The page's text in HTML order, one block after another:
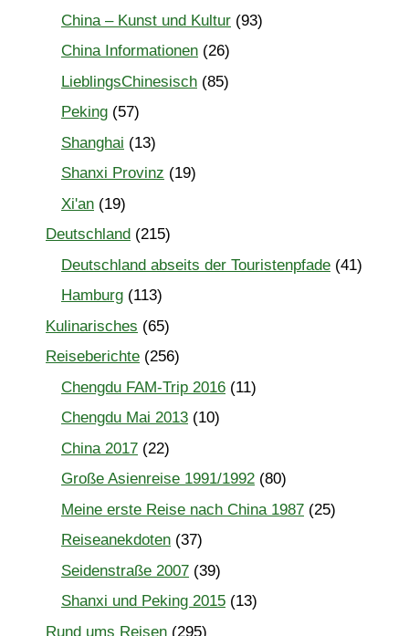
China – Kunst und Kultur (93)
China Informationen (26)
LieblingsChinesisch (85)
Peking (57)
Shanghai (13)
Shanxi Provinz (19)
Xi'an (19)
Deutschland (215)
Deutschland abseits der Touristenpfade (41)
Hamburg (113)
Kulinarisches (65)
Reiseberichte (256)
Chengdu FAM-Trip 2016 (11)
Chengdu Mai 2013 (10)
China 2017 (22)
Große Asienreise 1991/1992 (80)
Meine erste Reise nach China 1987 (25)
Reiseanekdoten (37)
Seidenstraße 2007 (39)
Shanxi und Peking 2015 (13)
Rund ums Reisen (295)